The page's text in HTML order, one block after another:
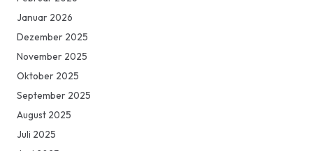
Januar 2026
Dezember 2025
November 2025
Oktober 2025
September 2025
August 2025
Juli 2025